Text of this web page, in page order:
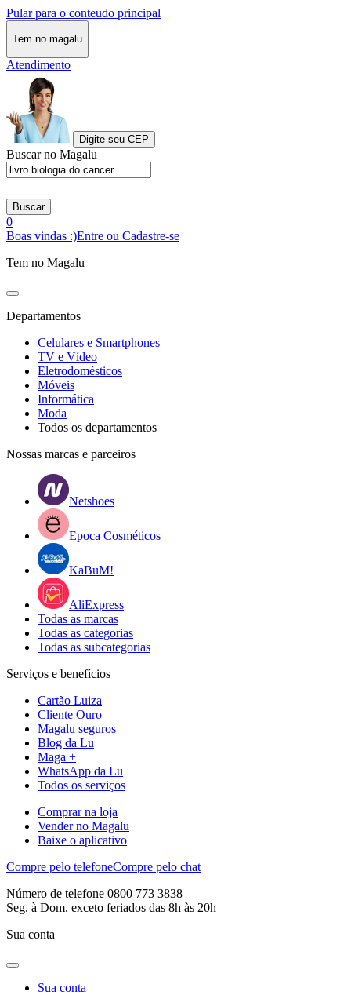
Pular para o conteudo principal
Tem no magalu
Atendimento
Digite seu CEP
Buscar no Magalu
Buscar
0
Boas vindas :)Entre ou Cadastre-se
Tem no Magalu
Departamentos
Celulares e Smartphones
TV e Vídeo
Eletrodomésticos
Móveis
Informática
Moda
Todos os departamentos
Nossas marcas e parceiros
Netshoes
Epoca Cosméticos
KaBuM!
AliExpress
Todas as marcas
Todas as categorias
Todas as subcategorias
Serviços e benefícios
Cartão Luiza
Cliente Ouro
Magalu seguros
Blog da Lu
Maga +
WhatsApp da Lu
Todos os serviços
Comprar na loja
Vender no Magalu
Baixe o aplicativo
Compre pelo telefoneCompre pelo chat
Número de telefone 0800 773 3838
Seg. à Dom. exceto feriados das 8h às 20h
Sua conta
Sua conta